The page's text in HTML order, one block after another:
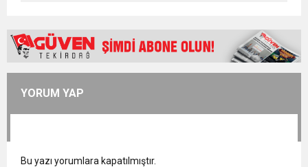
YORUM YAP
Bu yazı yorumlara kapatılmıştır.